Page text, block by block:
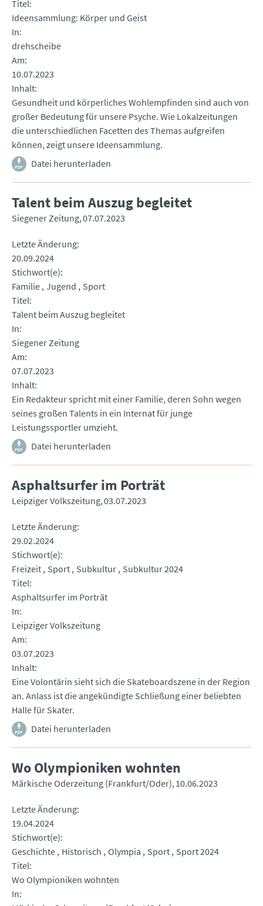
Titel
Ideensammlung: Körper und Geist
In
drehscheibe
Am
10.07.2023
Inhalt
Gesundheit und körperliches Wohlempfinden sind auch von
großer Bedeutung für unsere Psyche. Wie Lokalzeitungen
die unterschiedlichen Facetten des Themas aufgreifen
können, zeigt unsere Ideensammlung.
Datei herunterladen
Talent beim Auszug begleitet
Siegener Zeitung 07.07.2023
Letzte Änderung
20.09.2024
Stichwort(e)
Familie Jugend
Sport
Titel
Talent beim Auszug begleitet
In
Siegener Zeitung
Am
07.07.2023
Inhalt
Ein Redakteur spricht mit einer Familie, deren Sohn wegen
seines großen Talents in ein Internat für junge
Leistungssportler umzieht.
Datei herunterladen
Asphaltsurfer im Porträt
Leipziger Volkszeitung 03.07.2023
Letzte Änderung
29.02.2024
Stichwort(e)
Freizeit Sport Subkultur Subkultur 2024
Titel
Asphaltsurfer im Porträt
In
Leipziger Volkszeitung
Am
03.07.2023
Inhalt
Eine Volontärin sieht sich die Skateboardszene in der Region
an. Anlass ist die angekündigte Schließung einer beliebten
Halle für Skater.
Datei herunterladen
Wo Olympioniken wohnten
Märkische Oderzeitung (Frankfurt/Oder) 10.06.2023
Letzte Änderung
19.04.2024
Stichwort(e)
Geschichte Historisch Olympia Sport Sport 2024
Titel
Wo Olympioniken wohnten
In